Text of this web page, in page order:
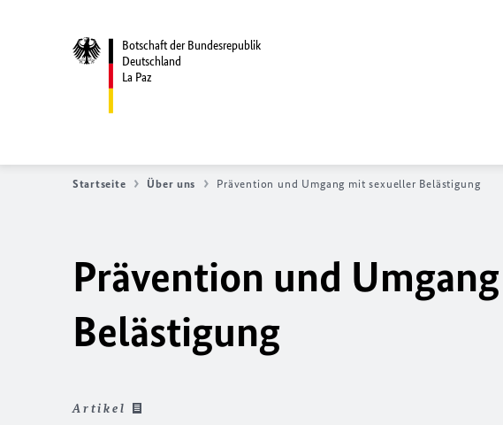
Botschaft der Bundesrepublik
Deutschland
La Paz
Startseite Über uns Prävention und Umgang mit sexueller Belästigung
Prävention und
Belästigung
Artikel